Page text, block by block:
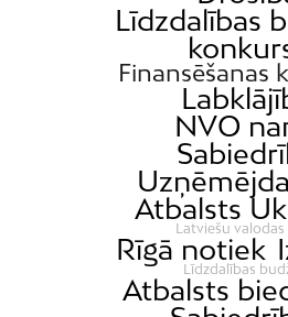
Līdzdalības
Finansēšanas
NVO
Atbalsts
Latviešu valodas
Rīgā notiek
Līdzdalības
Atbalsts